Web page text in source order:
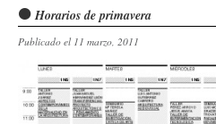
Horarios de primavera
Publicado el 11 marzo, 2011